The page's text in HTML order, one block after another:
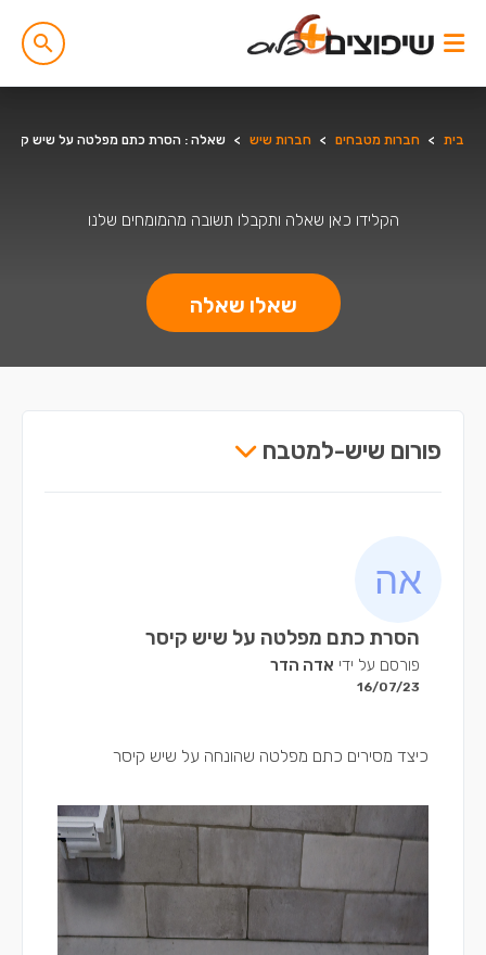
בית > חברות מטבחים > חברות שיש > שאלה : הסרת כתם מפלטה על שיש קיסר
הקלידו כאן שאלה ותקבלו תשובה מהמומחים שלנו
שאלו שאלה
פורום שיש-למטבח
הסרת כתם מפלטה על שיש קיסר
פורסם על ידי אדה הדר
16/07/23
כיצד מסירים כתם מפלטה שהונחה על שיש קיסר